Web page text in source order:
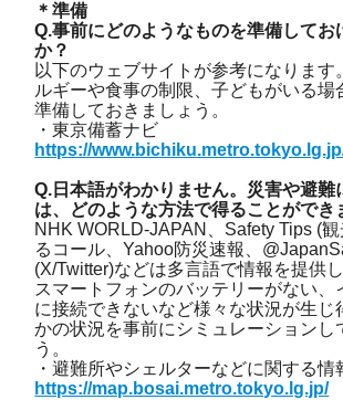
＊準備
Q.事前にどのようなものを準備してお
か？
以下のウェブサイトが参考になります
ルギーや食事の制限、子どもがいる場
準備しておきましょう。
・東京備蓄ナビ
https://
Q.日本語がわかりません。災害や避難
は、どのような方法で得ることができ
NHK WORLD-JAPAN、Safety Tips (観
るコール、Yahoo防災速報、
(X/Twitter)などは多言語で情報を提供し
スマートフォンのバッテリーがない、
に接続できないなど様々な状況が生じ
かの状況を事前にシミュレーションし
う。
・避難所やシェルターなどに関する
https://map.bosai.metro.tokyo.lg.jp/